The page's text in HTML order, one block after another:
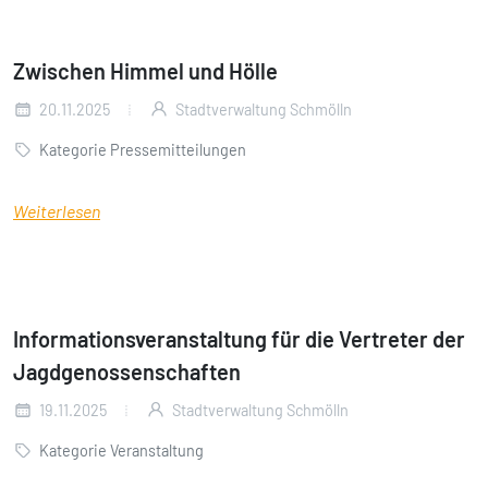
Zwischen Himmel und Hölle
20.11.2025 Stadtverwaltung Schmölln
Kategorie Pressemitteilungen
Weiterlesen
Informationsveranstaltung für die Vertreter der
Jagdgenossenschaften
19.11.2025 Stadtverwaltung Schmölln
Kategorie Veranstaltung